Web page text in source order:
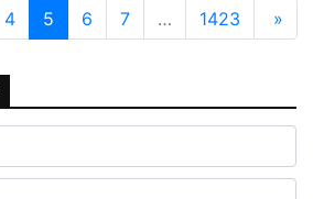
4 5 6 7 … 1423 »